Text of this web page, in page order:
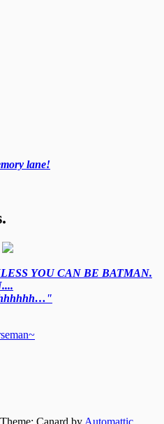
lane!
YOU CAN BE BATMAN.
Theme: Canard by Automattic